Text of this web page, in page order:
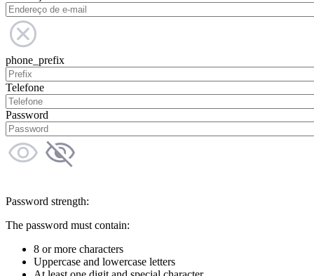
phone_prefix
Telefone
Password
Password strength:
The password must contain:
8 or more characters
Uppercase and lowercase letters